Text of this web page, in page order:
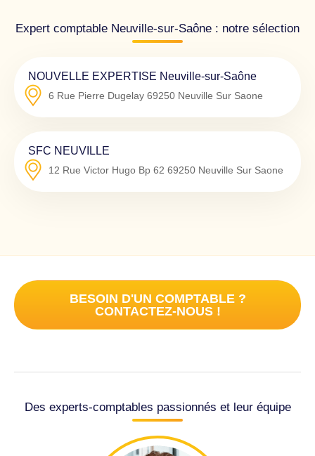
Expert comptable Neuville-sur-Saône : notre sélection
NOUVELLE EXPERTISE Neuville-sur-Saône
6 Rue Pierre Dugelay 69250 Neuville Sur Saone
SFC NEUVILLE
12 Rue Victor Hugo Bp 62 69250 Neuville Sur Saone
BESOIN D'UN COMPTABLE ?
CONTACTEZ-NOUS !
Des experts-comptables passionnés et leur équipe